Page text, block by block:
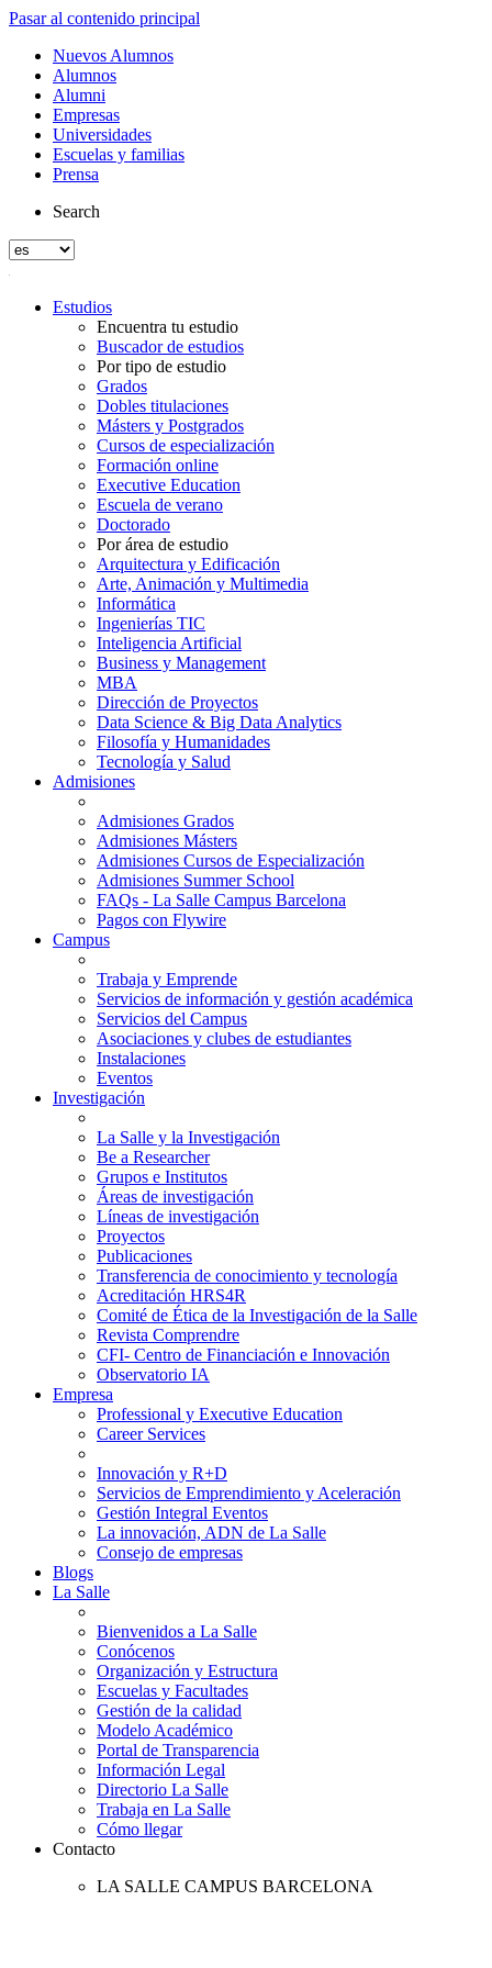
Pasar al contenido principal
Nuevos Alumnos
Alumnos
Alumni
Empresas
Universidades
Escuelas y familias
Prensa
Search
Estudios
Encuentra tu estudio
Buscador de estudios
Por tipo de estudio
Grados
Dobles titulaciones
Másters y Postgrados
Cursos de especialización
Formación online
Executive Education
Escuela de verano
Doctorado
Por área de estudio
Arquitectura y Edificación
Arte, Animación y Multimedia
Informática
Ingenierías TIC
Inteligencia Artificial
Business y Management
MBA
Dirección de Proyectos
Data Science & Big Data Analytics
Filosofía y Humanidades
Tecnología y Salud
Admisiones
Admisiones Grados
Admisiones Másters
Admisiones Cursos de Especialización
Admisiones Summer School
FAQs - La Salle Campus Barcelona
Pagos con Flywire
Campus
Trabaja y Emprende
Servicios de información y gestión académica
Servicios del Campus
Asociaciones y clubes de estudiantes
Instalaciones
Eventos
Investigación
La Salle y la Investigación
Be a Researcher
Grupos e Institutos
Áreas de investigación
Líneas de investigación
Proyectos
Publicaciones
Transferencia de conocimiento y tecnología
Acreditación HRS4R
Comité de Ética de la Investigación de la Salle
Revista Comprendre
CFI- Centro de Financiación e Innovación
Observatorio IA
Empresa
Professional y Executive Education
Career Services
Innovación y R+D
Servicios de Emprendimiento y Aceleración
Gestión Integral Eventos
La innovación, ADN de La Salle
Consejo de empresas
Blogs
La Salle
Bienvenidos a La Salle
Conócenos
Organización y Estructura
Escuelas y Facultades
Gestión de la calidad
Modelo Académico
Portal de Transparencia
Información Legal
Directorio La Salle
Trabaja en La Salle
Cómo llegar
Contacto
LA SALLE CAMPUS BARCELONA